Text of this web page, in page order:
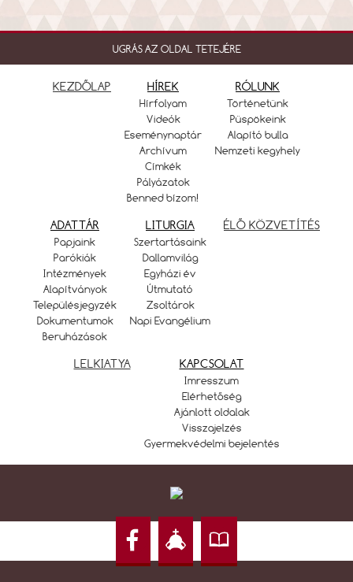
UGRÁS AZ OLDAL TETEJÉRE
KEZDŐLAP HÍREK
Hírfolyam
Videók
Eseménynaptár
Archívum
Címkék
Pályázatok
Benned bízom!
RÓLUNK
Történetünk
Püspökeink
Alapító bulla
Nemzeti kegyhely
ADATTÁR
Papjaink
Parókiák
Intézmények
Alapítványok
Településjegyzék
Dokumentumok
Beruházások
LITURGIA
Szertartásaink
Dallamvilág
Egyházi év
Útmutató
Zsoltárok
Napi Evangélium
ÉLŐ KÖZVETÍTÉS
LELKIATYA KAPCSOLAT
Imresszum
Elérhetőség
Ajánlott oldalak
Visszajelzés
Gyermekvédelmi bejelentés